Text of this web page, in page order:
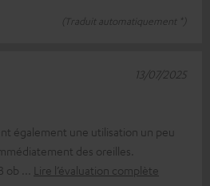
(Traduit automatiquement *)
également une utilisation un peu
des oreilles.
ob
Lire l’évaluation complète
13/07/2025